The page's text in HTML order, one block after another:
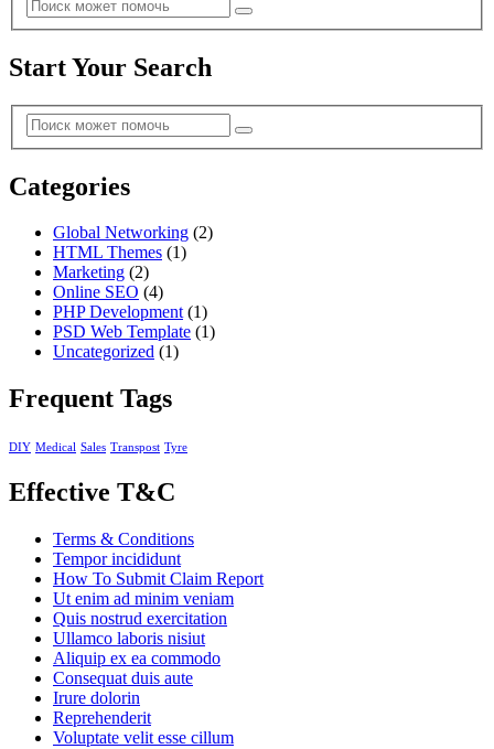
Start Your Search
Categories
Global Networking (2)
HTML Themes (1)
Marketing (2)
Online SEO (4)
PHP Development(1)
PSD Web Template (1)
Uncategorized (1)
Frequent Tags
DIY Medical Sales Transpost Tyre
Effective T&C
Terms & Conditions
Tempor incididunt
How To Submit Claim Report
Ut enim ad minim veniam
Quis nostrud exercitation
Ullamco laboris nisiut
Aliquip ex ea commodo
Consequat duis aute
Irure dolorin
Reprehenderit
Voluptate velit esse cillum